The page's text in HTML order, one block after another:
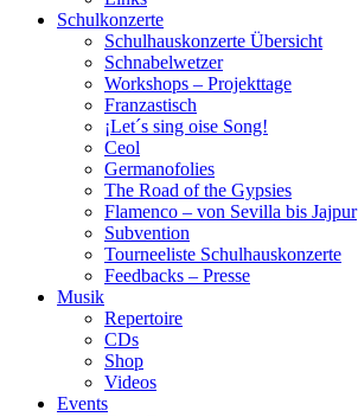
Schulkonzerte
Schulhauskonzerte Übersicht
Schnabelwetzer
Workshops – Projekttage
Franzastisch
¡Let´s sing oise Song!
Ceol
Germanofolies
The Road of the Gypsies
Flamenco – von Sevilla bis Jajpur
Subvention
Tourneeliste Schulhauskonzerte
Feedbacks – Presse
Musik
Repertoire
CDs
Shop
Videos
Events